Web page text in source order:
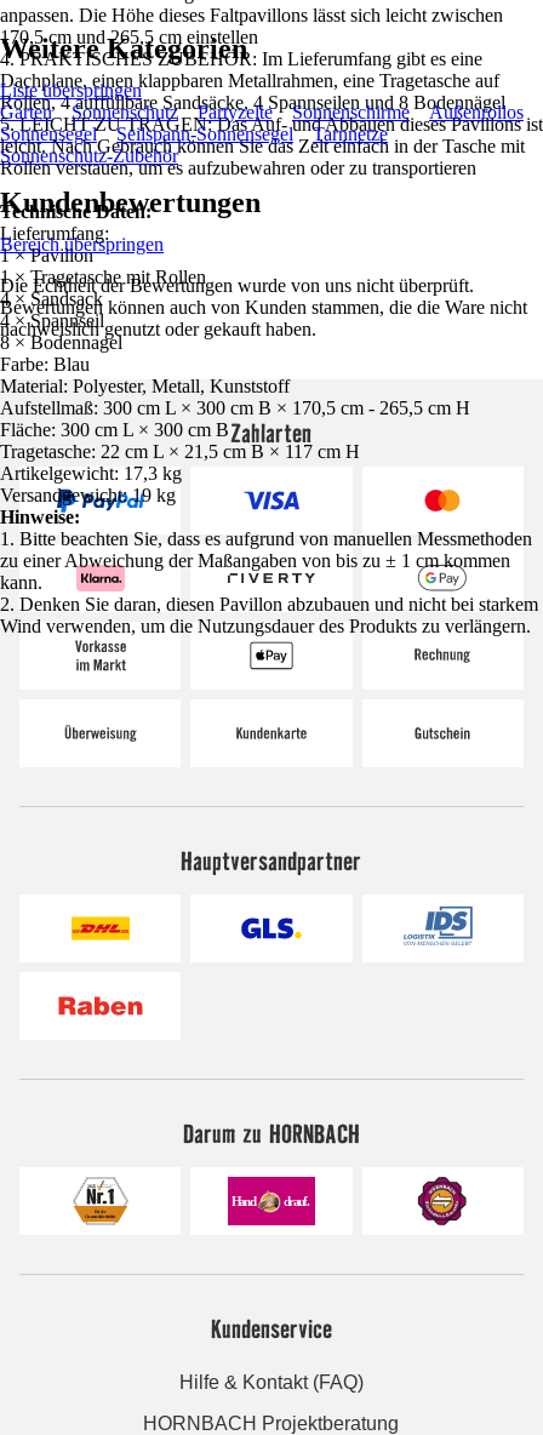
anpassen. Die Höhe dieses Faltpavillons lässt sich leicht zwischen
170,5 cm und 265,5 cm einstellen
4. PRAKTISCHES ZUBEHÖR: Im Lieferumfang gibt es eine
Dachplane, einen klappbaren Metallrahmen, eine Tragetasche auf
Rollen, 4 auffüllbare Sandsäcke, 4 Spannseilen und 8 Bodennägel
5. LEICHT ZU TRAGEN: Das Auf- und Abbauen dieses Pavillons ist
leicht. Nach Gebrauch können Sie das Zelt einfach in der Tasche mit
Rollen verstauen, um es aufzubewahren oder zu transportieren
Technische Daten:
Lieferumfang:
1 × Pavillon
1 × Tragetasche mit Rollen
4 × Sandsack
4 × Spannseil
8 × Bodennagel
Farbe: Blau
Material: Polyester, Metall, Kunststoff
Aufstellmaß: 300 cm L × 300 cm B × 170,5 cm - 265,5 cm H
Fläche: 300 cm L × 300 cm B
Tragetasche: 22 cm L × 21,5 cm B × 117 cm H
Artikelgewicht: 17,3 kg
Versandgewicht: 19 kg
Hinweise:
1. Bitte beachten Sie, dass es aufgrund von manuellen Messmethoden
zu einer Abweichung der Maßangaben von bis zu ± 1 cm kommen
kann.
2. Denken Sie daran, diesen Pavillon abzubauen und nicht bei starkem
Wind verwenden, um die Nutzungsdauer des Produkts zu verlängern.
Weitere Kategorien
Liste überspringen
Garten
Sonnenschutz Partyzelte Sonnenschirme
Außenrollos
Sonnensegel
Seilspann-Sonnensegel
Tarnnetze
Sonnenschutz-Zubehör
Kundenbewertungen
Bereich überspringen
Die Echtheit der Bewertungen wurde von uns nicht überprüft.
Bewertungen können auch von Kunden stammen, die die Ware nicht
nachweislich genutzt oder gekauft haben.
Zahlarten
Hauptversandpartner
Darum zu HORNBACH
Kundenservice
Hilfe & Kontakt (FAQ)
HORNBACH Projektberatung